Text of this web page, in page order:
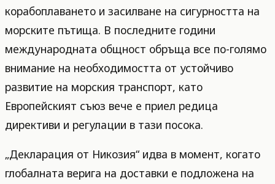
корабоплаването и засилване на сигурността на
морските пътища. В последните години
международната общност обръща все по-голямо
внимание на необходимостта от устойчиво
развитие на морския транспорт, като
Европейският съюз вече е приел редица
директиви и регулации в тази посока.
„Декларация от Никозия“ идва в момент, когато
глобалната верига на доставки е подложена на